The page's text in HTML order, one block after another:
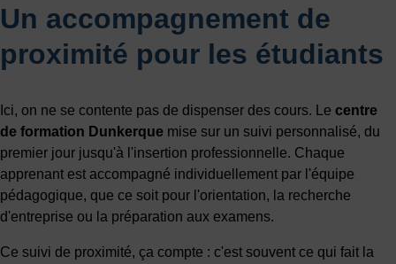
Un accompagnement de
proximité pour les étudiants
Ici, on ne se contente pas de dispenser des cours. Le centre
de formation Dunkerque mise sur un suivi personnalisé, du
premier jour jusqu'à l'insertion professionnelle. Chaque
apprenant est accompagné individuellement par l'équipe
pédagogique, que ce soit pour l'orientation, la recherche
d'entreprise ou la préparation aux examens.
Ce suivi de proximité, ça compte : c'est souvent ce qui fait la